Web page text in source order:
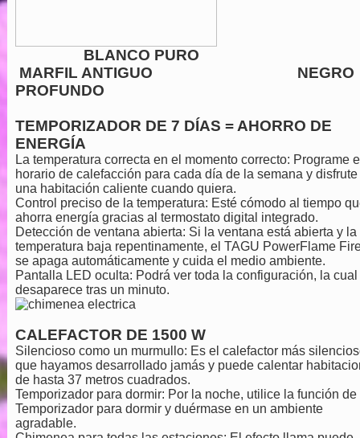
BLANCO
MARFIL ANTIGUO NEGRO
PROFUNDO
TEMPORIZADOR DE 7 DÍAS = AHORRO DE
ENERGÍA
La temperatura correcta en el momento correcto: Programe
horario de calefacción para cada día de la semana y disfrute
una habitación caliente cuando quiera.
Control preciso de la temperatura: Esté cómodo al tiempo
ahorra energía gracias al termostato digital integrado.
Detección de ventana abierta: Si la ventana está abierta y la
temperatura baja repentinamente, el TAGU PowerFlame
se apaga automáticamente y cuida el medio ambiente.
Pantalla LED oculta: Podrá ver toda la configuración, la cual
desaparece tras un minuto.
CALEFACTOR DE 1500 W
Silencioso como un murmullo: Es el calefactor más
que hayamos desarrollado jamás y puede calentar
de hasta 37 metros cuadrados.
Temporizador para dormir: Por la noche, utilice la función de
Temporizador para dormir y duérmase en un ambiente
agradable.